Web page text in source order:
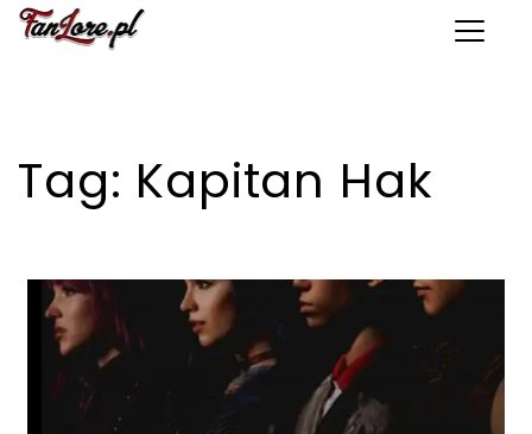
Toggle
Tag: Kapitan Hak